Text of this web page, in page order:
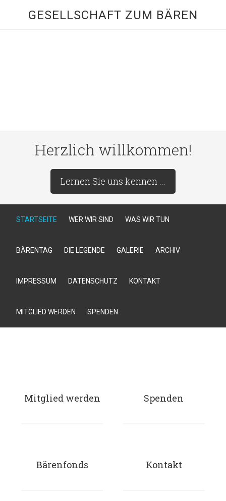
GESELLSCHAFT ZUM BÄREN
Herzlich willkommen!
Lernen Sie uns kennen ...
STARTSEITE WER WIR SIND WAS WIR TUN
BÄRENTAG DIE LEGENDE GALERIE ARCHIV
IMPRESSUM DATENSCHUTZ KONTAKT
MITGLIED WERDEN SPENDEN
Mitglied werden Spenden
Bärenfonds Kontakt